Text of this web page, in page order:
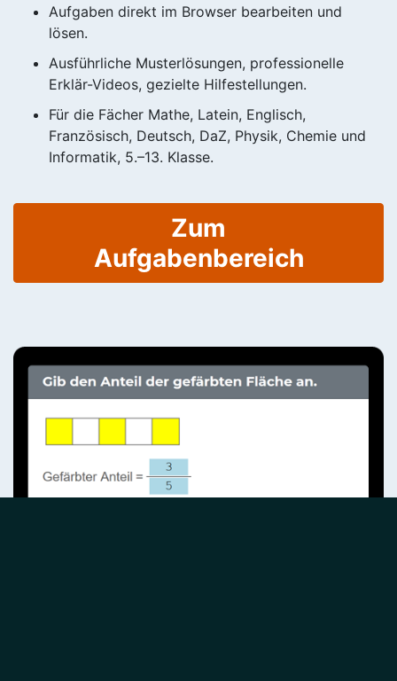
Aufgaben direkt im Browser bearbeiten und
lösen.
Ausführliche Musterlösungen, professionelle
Erklär-Videos, gezielte Hilfestellungen.
Für die Fächer Mathe, Latein, Englisch,
Französisch, Deutsch, DaZ, Physik, Chemie und
Informatik, 5.–13. Klasse.
Zum
Aufgabenbereich